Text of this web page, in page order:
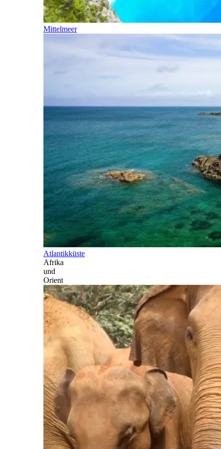
Mittelmeer
Atlantikküste
Afrika
und
Orient